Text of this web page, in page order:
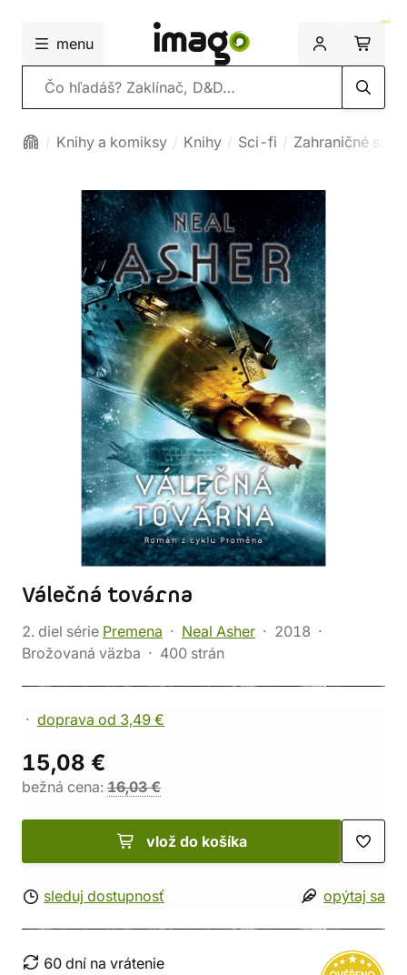
menu
Vyhľadávanie
Knihy a komiksy Knihy Sci-fi Zahraničné sci-
Válečná továrna
2. diel série Premena Neal Asher
2018
Brožovaná väzba
400 strán
doprava od 3,49 €
15,08 €
bežná cena: 16,03 €
vlož do košíka
sleduj dostupnosť opýtaj sa
60 dní na vrátenie